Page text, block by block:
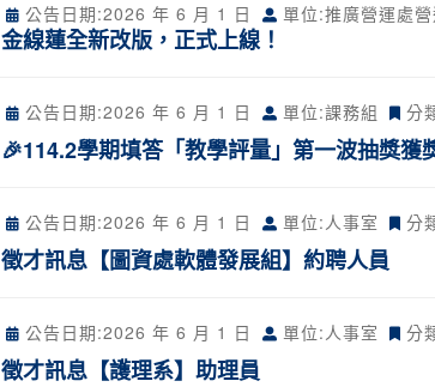
公告日期:2026 年 6 月 1 日 單位:推廣營運處
金線蓮全新改版，正式上線！
公告日期:2026 年 6 月 1 日 單位:課務組 分
🎉114.2學期填答「教學評量」第一波抽獎獲
公告日期:2026 年 6 月 1 日 單位:人事室 分
徵才訊息【圖資處軟體發展組】約聘人員
公告日期:2026 年 6 月 1 日 單位:人事室 分
徵才訊息【護理系】助理員